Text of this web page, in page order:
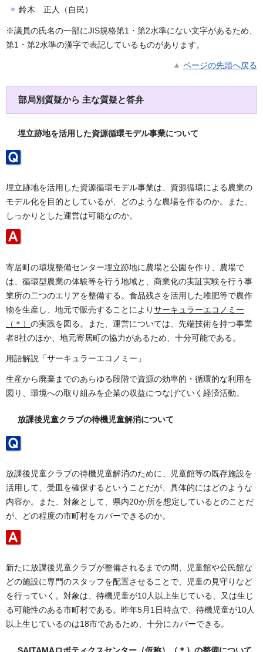
鈴木 正人（自民）
※議員の氏名の一部にJIS規格第1・第2水準にない文字があるため、
第1・第2水準の漢字で表記しているものがあります。
ページの先頭へ戻る
部局別質疑から 主な質疑と答弁
埋立跡地を活用した資源循環モデル事業について
埋立跡地を活用した資源循環モデル事業は、資源循環による農業の
モデル化を目的としているが、どのような農場を作るのか。また、
しっかりとした運営は可能なのか。
寄居町の環境整備センター埋立跡地に農場と公園を作り、農場で
は、循環型農業の体験等を行う地域と、商業化の実証実験を行う事
業所の二つのエリアを整備する。食品残さを活用した堆肥等で農作
物を生産し、地元で販売することによりサーキュラーエコノミー
（＊） の実践を図る。また、運営については、先端技術を持つ事業
者8社のほか、地元寄居町の協力があるため、十分可能である。
用語解説「サーキュラーエコノミー」
生産から廃棄までのあらゆる段階で資源の効率的・循環的な利用を
図り、環境への取り組みを企業の収益につなげていく経済活動。
放課後児童クラブの待機児童解消について
放課後児童クラブの待機児童解消のために、児童館等の既存施設を
活用して、受皿を確保するということだが、具体的にはどのような
内容か。また、対象として、県内20か所を想定しているとのことだ
が、どの程度の市町村をカバーできるのか。
新たに放課後児童クラブが整備されるまでの間、児童館や公民館な
どの施設に専門のスタッフを配置させることで、児童の見守りなど
を行っていく。対象は、待機児童が10人以上生じている、又は生じ
る可能性のある市町村である。昨年5月1日時点で、待機児童が10人
以上生じているのは18市であるため、十分にカバーできる。
SAITAMAロボティクスセンター（仮称） （＊）の整備について